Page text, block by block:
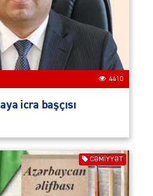
4410
icra başçısı
CƏMIYYƏT